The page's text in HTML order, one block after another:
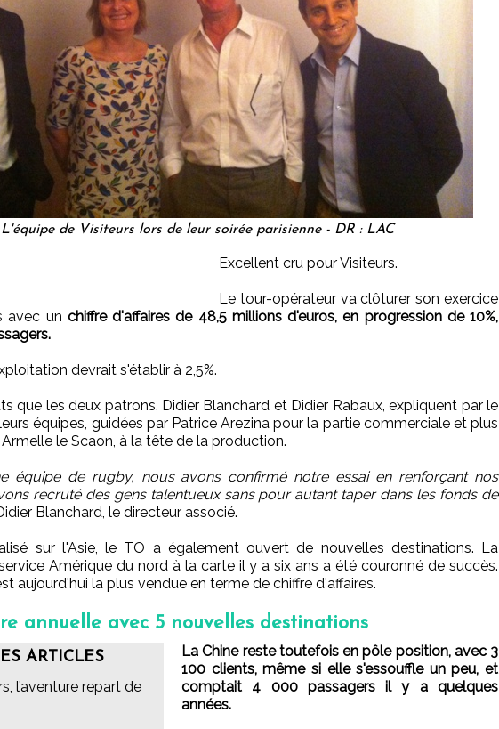
L'équipe de Visiteurs lors de leur soirée parisienne - DR : LAC
Excellent cru pour Visiteurs.
Le tour-opérateur va clôturer son exercice
avec un chiffre d'affaires de 48,5 millions d'euros, en progression de 10%,
devrait s'établir à 2,5%.
que les deux patrons, Didier Blanchard et Didier Rabaux, expliquent par le
équipes, guidées par Patrice Arezina pour la partie commerciale et plus
le Scaon, à la tête de la production.
équipe de rugby, nous avons confirmé notre essai en renforçant nos
recruté des gens talentueux sans pour autant taper dans les fonds de
Blanchard, le directeur associé.
sur l'Asie, le TO a également ouvert de nouvelles destinations. La
Amérique du nord à la carte il y a six ans a été couronné de succès.
aujourd'hui la plus vendue en terme de chiffre d'affaires.
annuelle avec 5 nouvelles destinations
ARTICLES
l’aventure repart de
La Chine reste toutefois en pôle position, avec 3
100 clients, même si elle s'essouffle un peu, et
comptait 4 000 passagers il y a quelques
années.